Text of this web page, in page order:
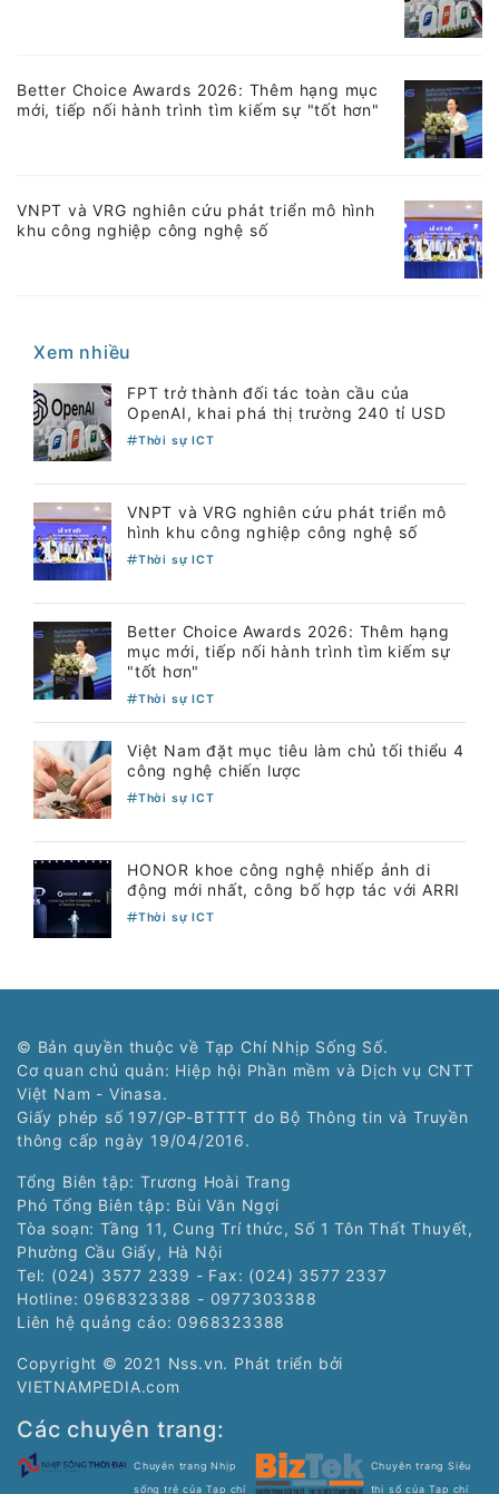
Better Choice Awards 2026: Thêm hạng mục
mới, tiếp nối hành trình tìm kiếm sự "tốt hơn"
VNPT và VRG nghiên cứu phát triển mô hình
khu công nghiệp công nghệ số
Xem nhiều
FPT trở thành đối tác toàn cầu của
OpenAI, khai phá thị trường 240 tỉ USD
Thời sự ICT
VNPT và VRG nghiên cứu phát triển mô
hình khu công nghiệp công nghệ số
Thời sự ICT
Better Choice Awards 2026: Thêm hạng
mục mới, tiếp nối hành trình tìm kiếm sự
"tốt hơn"
Thời sự ICT
Việt Nam đặt mục tiêu làm chủ tối thiểu 4
công nghệ chiến lược
Thời sự ICT
HONOR khoe công nghệ nhiếp ảnh di
động mới nhất, công bố hợp tác với ARRI
Thời sự ICT
© Bản quyền thuộc về Tạp Chí Nhịp Sống Số.
Cơ quan chủ quản: Hiệp hội Phần mềm và Dịch vụ CNTT
Việt Nam - Vinasa.
Giấy phép số 197/GP-BTTTT do Bộ Thông tin và Truyền
thông cấp ngày 19/04/2016.
Tổng Biên tập: Trương Hoài Trang
Phó Tổng Biên tập: Bùi Văn Ngợi
Tòa soạn: Tầng 11, Cung Trí thức, Số 1 Tôn Thất Thuyết,
Phường Cầu Giấy, Hà Nội
Tel: (024) 3577 2339 - Fax: (024) 3577 2337
Hotline: 0968323388 - 0977303388
Liên hệ quảng cáo: 0968323388
Copyright © 2021 Nss.vn. Phát triển bởi
VIETNAMPEDIA.com
Các chuyên trang:
Chuyên trang Nhịp
sống trẻ của Tạp chí
Chuyên trang Siêu
thị số của Tạp chí